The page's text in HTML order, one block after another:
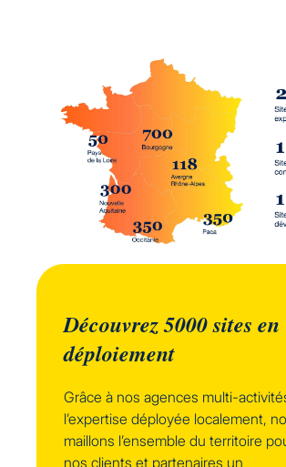
Découvrez 5000 sites en
déploiement
Grâce à nos agences multi-
l’expertise déployée localement,
maillons l’ensemble du territoire
nos clients et partenaires un